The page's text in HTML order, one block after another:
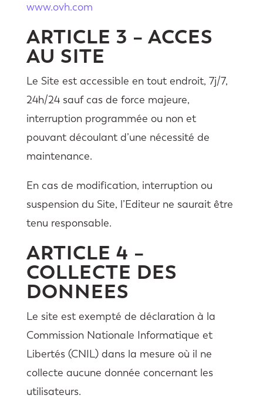
www.ovh.com
ARTICLE 3 – ACCES
AU SITE
Le Site est accessible en tout endroit, 7j/7,
24h/24 sauf cas de force majeure,
interruption programmée ou non et
pouvant découlant d’une nécessité de
maintenance.
En cas de modification, interruption ou
suspension du Site, l’Editeur ne saurait être
tenu responsable.
ARTICLE 4 –
COLLECTE DES
DONNEES
Le site est exempté de déclaration à la
Commission Nationale Informatique et
Libertés (CNIL) dans la mesure où il ne
collecte aucune donnée concernant les
utilisateurs.